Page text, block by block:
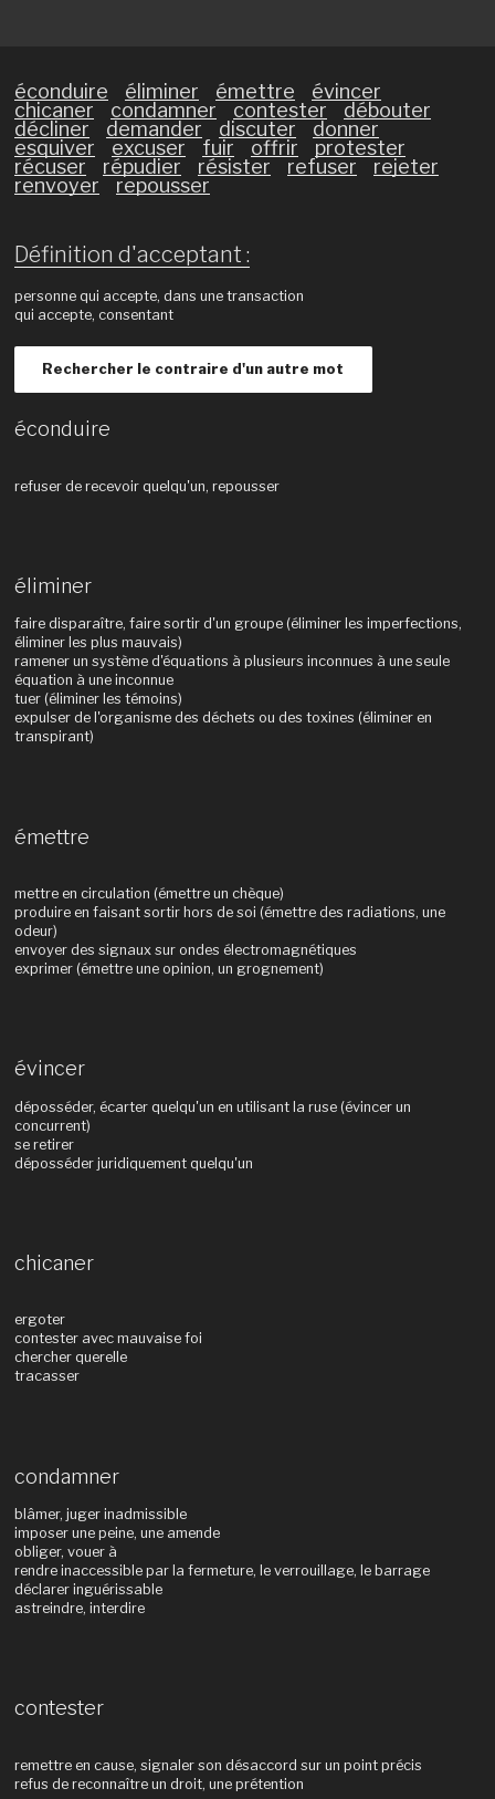
éconduire éliminer émettre
évincer
chicaner
condamner contester
débouter
décliner
demander discuter
donner
esquiver
excuser fuir offrir
protester
récuser
répudier résister refuser
rejeter
renvoyer
repousser
Définition d'acceptant :
personne qui accepte, dans une transaction
qui accepte, consentant
Rechercher le contraire d'un autre mot
éconduire
refuser de recevoir quelqu'un, repousser
éliminer
faire disparaître, faire sortir d'un groupe (éliminer les imperfections,
éliminer les plus mauvais)
ramener un système d'équations à plusieurs inconnues à une seule
équation à une inconnue
tuer (éliminer les témoins)
expulser de l'organisme des déchets ou des toxines (éliminer en
transpirant)
émettre
mettre en circulation (émettre un chèque)
produire en faisant sortir hors de soi (émettre des radiations, une
odeur)
envoyer des signaux sur ondes électromagnétiques
exprimer (émettre une opinion, un grognement)
évincer
déposséder, écarter quelqu'un en utilisant la ruse (évincer un
concurrent)
se retirer
déposséder juridiquement quelqu'un
chicaner
ergoter
contester avec mauvaise foi
chercher querelle
tracasser
condamner
blâmer, juger inadmissible
imposer une peine, une amende
obliger, vouer à
rendre inaccessible par la fermeture, le verrouillage, le barrage
déclarer inguérissable
astreindre, interdire
contester
remettre en cause, signaler son désaccord sur un point précis
refus de reconnaître un droit, une prétention